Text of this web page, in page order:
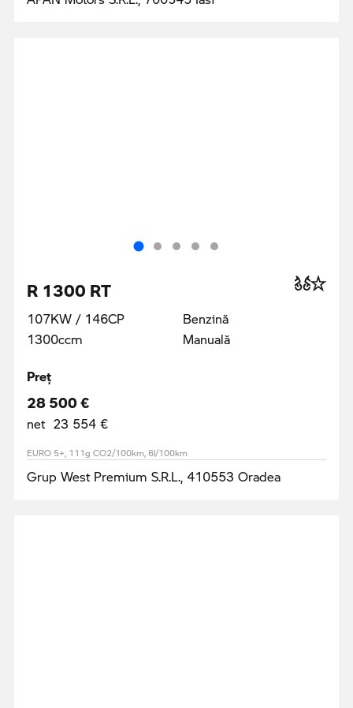
R 1300 RT
107KW / 146CP
1300ccm
Benzină
Manuală
Preţ
28 500 €
net 23 554 €
EURO 5+, 111g CO2/100km, 6l/100km
Grup West Premium S.R.L., 410553 Oradea